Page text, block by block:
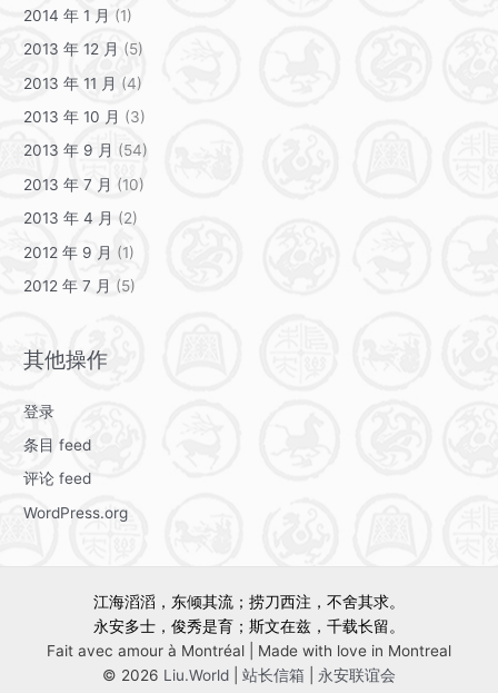
2014 年 1 月 (1)
2013 年 12 月 (5)
2013 年 11 月 (4)
2013 年 10 月 (3)
2013 年 9 月 (54)
2013 年 7 月 (10)
2013 年 4 月 (2)
2012 年 9 月 (1)
2012 年 7 月 (5)
其他操作
登录
条目 feed
评论 feed
WordPress.org
江海滔滔，东倾其流；捞刀西注，不舍其求。
永安多士，俊秀是育；斯文在兹，千载长留。
Fait avec amour à Montréal | Made with love in Montreal
© 2026 Liu.World 站长信箱 永安联谊会